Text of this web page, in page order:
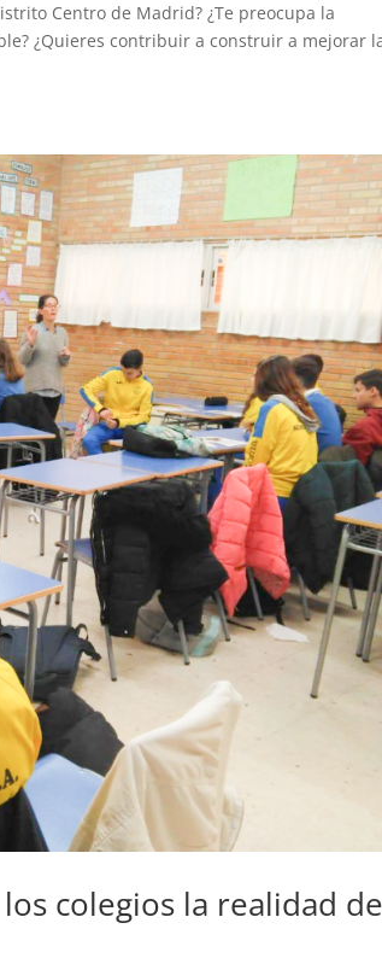
Centro de Madrid? ¿Te preocupa la
¿Quieres contribuir a construir a mejorar
los colegios la realidad